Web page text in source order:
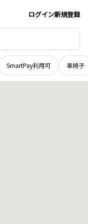
ログイン新規登録
SmartPay利用可 車椅子